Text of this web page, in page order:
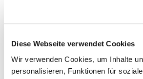
Diese Webseite verwendet Cookies
Wir verwenden Cookies, um Inhalte
personalisieren, Funktionen für
schau dir ihr LinkedIn Profil an.